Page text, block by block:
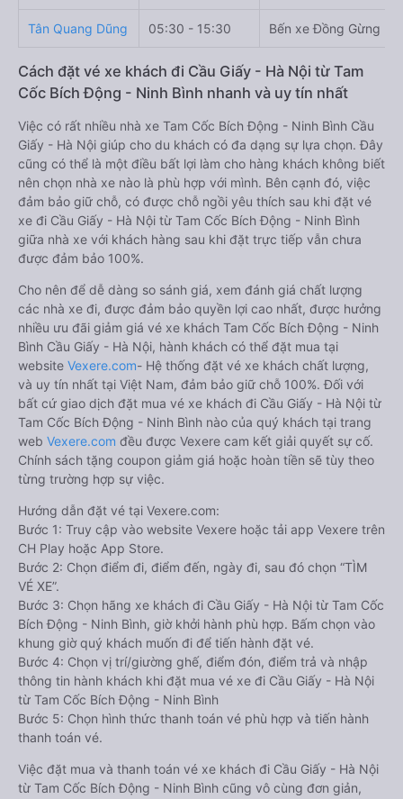
Tân Quang Dũng 05:30 - 15:30 Bến xe Đồng Gừng
Cách đặt vé xe khách đi Cầu Giấy - Hà Nội từ Tam
Cốc Bích Động - Ninh Bình nhanh và uy tín nhất
Việc có rất nhiều nhà xe Tam Cốc Bích Động - Ninh Bình Cầu
Giấy - Hà Nội giúp cho du khách có đa dạng sự lựa chọn. Đây
cũng có thể là một điều bất lợi làm cho hàng khách không biết
nên chọn nhà xe nào là phù hợp với mình. Bên cạnh đó, việc
đảm bảo giữ chỗ, có được chỗ ngồi yêu thích sau khi đặt vé
xe đi Cầu Giấy - Hà Nội từ Tam Cốc Bích Động - Ninh Bình
giữa nhà xe với khách hàng sau khi đặt trực tiếp vẫn chưa
được đảm bảo 100%.
Cho nên để dễ dàng so sánh giá, xem đánh giá chất lượng
các nhà xe đi, được đảm bảo quyền lợi cao nhất, được hưởng
nhiều ưu đãi giảm giá vé xe khách Tam Cốc Bích Động - Ninh
Bình Cầu Giấy - Hà Nội, hành khách có thể đặt mua tại
website Vexere.com- Hệ thống đặt vé xe khách chất lượng,
và uy tín nhất tại Việt Nam, đảm bảo giữ chỗ 100%. Đối với
bất cứ giao dịch đặt mua vé xe khách đi Cầu Giấy - Hà Nội từ
Tam Cốc Bích Động - Ninh Bình nào của quý khách tại trang
web Vexere.com đều được Vexere cam kết giải quyết sự cố.
Chính sách tặng coupon giảm giá hoặc hoàn tiền sẽ tùy theo
từng trường hợp sự việc.
Hướng dẫn đặt vé tại Vexere.com:
Bước 1: Truy cập vào website Vexere hoặc tải app Vexere trên
CH Play hoặc App Store.
Bước 2: Chọn điểm đi, điểm đến, ngày đi, sau đó chọn “TÌM
VÉ XE”.
Bước 3: Chọn hãng xe khách đi Cầu Giấy - Hà Nội từ Tam Cốc
Bích Động - Ninh Bình, giờ khởi hành phù hợp. Bấm chọn vào
khung giờ quý khách muốn đi để tiến hành đặt vé.
Bước 4: Chọn vị trí/giường ghế, điểm đón, điểm trả và nhập
thông tin hành khách khi đặt mua vé xe đi Cầu Giấy - Hà Nội
từ Tam Cốc Bích Động - Ninh Bình
Bước 5: Chọn hình thức thanh toán vé phù hợp và tiến hành
thanh toán vé.
Việc đặt mua và thanh toán vé xe khách đi Cầu Giấy - Hà Nội
từ Tam Cốc Bích Động - Ninh Bình cũng vô cùng đơn giản,